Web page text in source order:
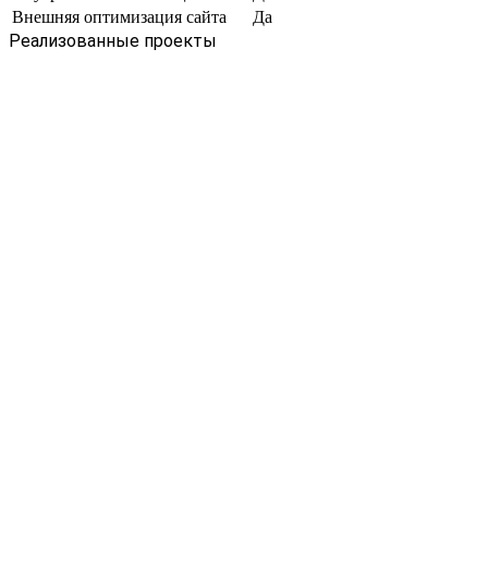
Внешняя оптимизация сайта
Да
Реализованные проекты